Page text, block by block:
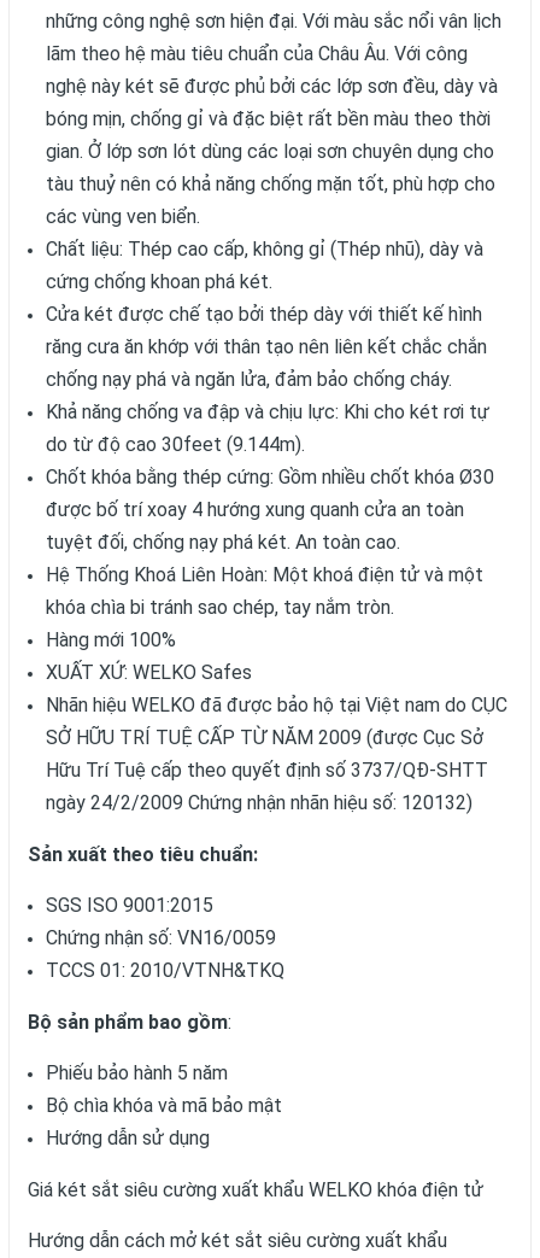
những công nghệ sơn hiện đại. Với màu sắc nổi vân lịch
lãm theo hệ màu tiêu chuẩn của Châu Âu. Với công
nghệ này két sẽ được phủ bởi các lớp sơn đều, dày và
bóng mịn, chống gỉ và đặc biệt rất bền màu theo thời
gian. Ở lớp sơn lót dùng các loại sơn chuyên dụng cho
tàu thuỷ nên có khả năng chống mặn tốt, phù hợp cho
các vùng ven biển.
Chất liệu: Thép cao cấp, không gỉ (Thép nhũ), dày và
cứng chống khoan phá két.
Cửa két được chế tạo bởi thép dày với thiết kế hình
răng cưa ăn khớp với thân tạo nên liên kết chắc chắn
chống nạy phá và ngăn lửa, đảm bảo chống cháy.
Khả năng chống va đập và chịu lực: Khi cho két rơi tự
do từ độ cao 30feet (9.144m).
Chốt khóa bằng thép cứng: Gồm nhiều chốt khóa Ø30
được bố trí xoay 4 hướng xung quanh cửa an toàn
tuyệt đối, chống nạy phá két. An toàn cao.
Hệ Thống Khoá Liên Hoàn: Một khoá điện tử và một
khóa chìa bi tránh sao chép, tay nắm tròn.
Hàng mới 100%
XUẤT XỨ: WELKO Safes
Nhãn hiệu WELKO đã được bảo hộ tại Việt nam do CỤC
SỞ HỮU TRÍ TUỆ CẤP TỪ NĂM 2009 (được Cục Sở
Hữu Trí Tuệ cấp theo quyết định số 3737/QĐ-SHTT
ngày 24/2/2009 Chứng nhận nhãn hiệu số: 120132)
Sản xuất theo tiêu chuẩn:
SGS ISO 9001:2015
Chứng nhận số: VN16/0059
TCCS 01: 2010/VTNH&TKQ
Bộ sản phẩm bao gồm:
Phiếu bảo hành 5 năm
Bộ chìa khóa và mã bảo mật
Hướng dẫn sử dụng
Giá két sắt siêu cường xuất khẩu WELKO khóa điện tử
Hướng dẫn cách mở két sắt siêu cường xuất khẩu